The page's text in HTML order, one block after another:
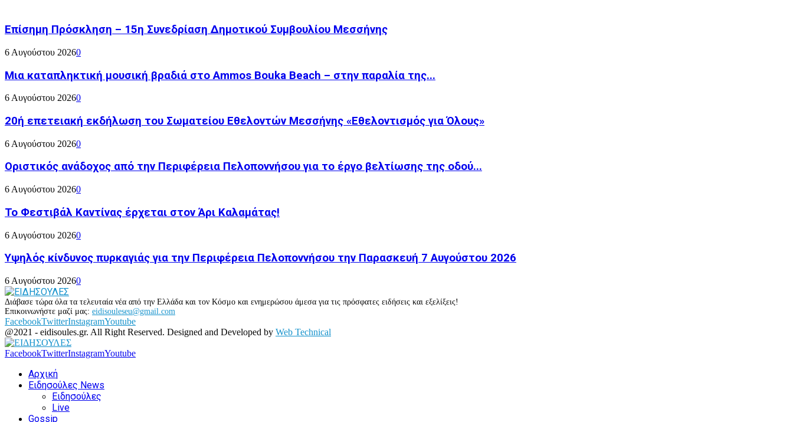
Επίσημη Πρόσκληση – 15η Συνεδρίαση Δημοτικού Συμβουλίου Μεσσήνης
6 Αυγούστου 20260
Μια καταπληκτική μουσική βραδιά στο Ammos Bouka Beach – στην παραλία της...
6 Αυγούστου 20260
20ή επετειακή εκδήλωση του Σωματείου Εθελοντών Μεσσήνης «Εθελοντισμός για Όλους»
6 Αυγούστου 20260
Οριστικός ανάδοχος από την Περιφέρεια Πελοποννήσου για το έργο βελτίωσης της οδού...
6 Αυγούστου 20260
Το Φεστιβάλ Καντίνας έρχεται στον Άρι Καλαμάτας!
6 Αυγούστου 20260
Υψηλός κίνδυνος πυρκαγιάς για την Περιφέρεια Πελοποννήσου την Παρασκευή 7 Αυγούστου 2026
6 Αυγούστου 20260
Διάβασε τώρα όλα τα τελευταία νέα από την Ελλάδα και τον Κόσμο και ενημερώσου άμεσα για τις πρόσφατες ειδήσεις και εξελίξεις!
Επικοινωνήστε μαζί μας: eidisouleseu@gmail.com
FacebookTwitterInstagramYoutube
@2021 - eidisoules.gr. All Right Reserved. Designed and Developed by Web Technical
FacebookTwitterInstagramYoutube
Αρχική
Ειδησούλες News
Ειδησούλες
Live
Gossip